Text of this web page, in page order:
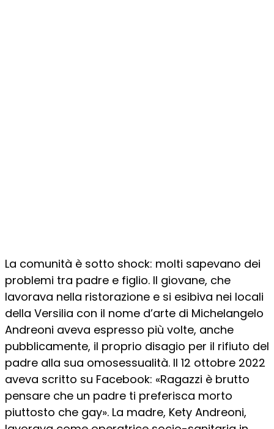
La comunità è sotto shock: molti sapevano dei
problemi tra padre e figlio. Il giovane, che
lavorava nella ristorazione e si esibiva nei locali
della Versilia con il nome d’arte di Michelangelo
Andreoni aveva espresso più volte, anche
pubblicamente, il proprio disagio per il rifiuto del
padre alla sua omosessualità. Il 12 ottobre 2022
aveva scritto su Facebook: «Ragazzi è brutto
pensare che un padre ti preferisca morto
piuttosto che gay». La madre, Kety Andreoni,